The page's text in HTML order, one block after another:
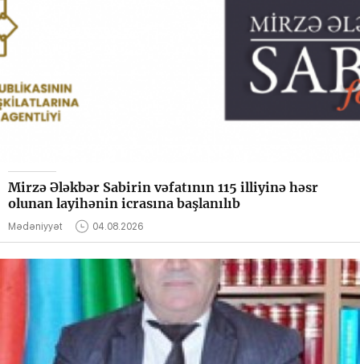
Mirzə Ələkbər Sabirin vəfatının 115 illiyinə həsr
olunan layihənin icrasına başlanılıb
Mədəniyyət 04.08.2026